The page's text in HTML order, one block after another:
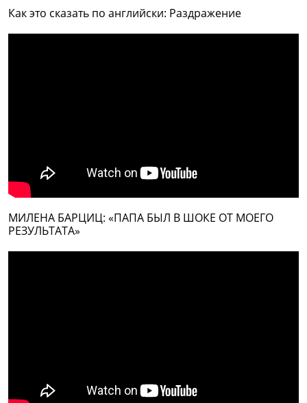
Как это сказать по английски: Раздражение
МИЛЕНА БАРЦИЦ: «ПАПА БЫЛ В ШОКЕ ОТ МОЕГО
РЕЗУЛЬТАТА»